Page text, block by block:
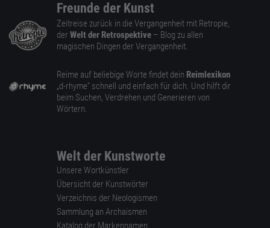
Freunde der Kunst
Zeitreise zurück in die Vergangenheit mit Retropie,
der Welt der Retrospektive – Blog zu allen
magischen Dingen der Vergangenheit.
Reime auf beliebige Worte findet dein Reimlexikon
„d-rhyme” schnell und einfach für dich. Und hilft dir
beim Suchen, Verdrehen und Generieren von
Wörtern.
Welt der Kunstworte
Unsere Wortkünstler
Übersicht der Kunstwörter
Verzeichnis der Neologismen
Sammlung an Archaismen
Katalog der Markennamen